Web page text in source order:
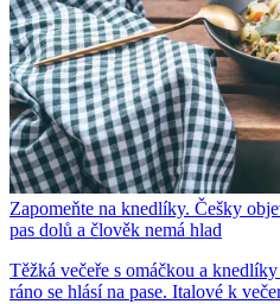
Zapomeňte na knedlíky. Češky
pas dolů a člověk nemá hlad
Těžká večeře s omáčkou a
ráno se hlásí na pase. Italové k